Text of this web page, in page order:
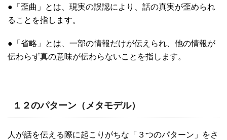
●「歪曲」とは、現実の誤認により、話の真実が歪められ
ることを指します。
●「省略」とは、一部の情報だけが伝えられ、他の情報が
伝わらず真の意味が伝わらないことを指します。
１２のパターン（メタモデル）
人が話を伝える際に起こりがちな「３つのパターン」をさ